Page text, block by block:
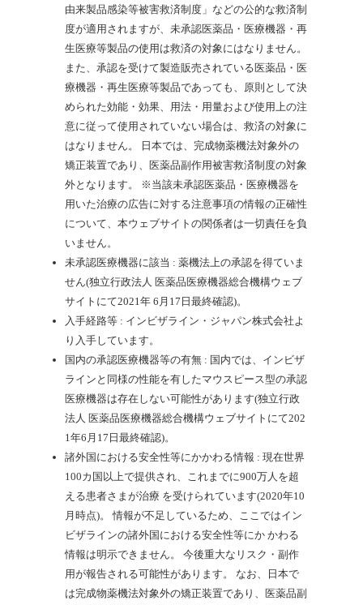
由来製品感染等被害救済制度」などの公的な救済制
度が適用されますが、未承認医薬品・医療機器・再
生医療等製品の使用は救済の対象にはなりません。
また、承認を受けて製造販売されている医薬品・医
療機器・再生医療等製品であっても、原則として決
められた効能・効果、用法・用量および使用上の注
意に従って使用されていない場合は、救済の対象に
はなりません。
日本では、完成物薬機法対象外の
矯正装置であり、医薬品副作用被害救済制度の対象
外となります。
※当該未承認医薬品・医療機器を
用いた治療の広告に対する注意事項の情報の正確性
について、本ウェブサイトの関係者は一切責任を負
いません。
未承認医療機器に該当 : 薬機法上の承認を得ていま
せん(独立行政法人 医薬品医療機器総合機構ウェブ
サイトにて2021年 6月17日最終確認)。
入手経路等 : インビザライン・ジャパン株式会社よ
り入手しています。
国内の承認医療機器等の有無 : 国内では、インビザ
ラインと同様の性能を有したマウスピース型の承認
医療機器は存在しない可能性があります(独立行政
法人 医薬品医療機器総合機構ウェブサイトにて202
1年6月17日最終確認)。
諸外国における安全性等にかかわる情報 : 現在世界
100カ国以上で提供され、これまでに900万人を超
える患者さまが治療 を受けられています(2020年10
月時点)。
情報が不足しているため、ここではイン
ビザラインの諸外国における安全性等にか かわる
情報は明示できません。
今後重大なリスク・副作
用が報告される可能性があります。
なお、日本で
は完成物薬機法対象外の矯正装置であり、医薬品副